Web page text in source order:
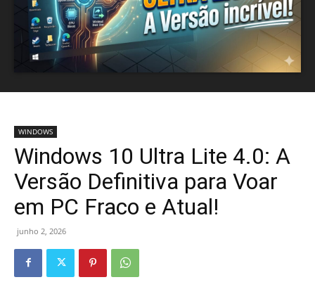
WINDOWS
Windows 10 Ultra Lite 4.0: A
Versão Definitiva para Voar
em PC Fraco e Atual!
junho 2, 2026